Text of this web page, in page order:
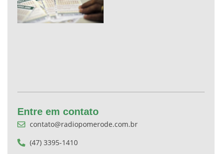
Entre em contato
contato@radiopomerode.com.br
(47) 3395-1410